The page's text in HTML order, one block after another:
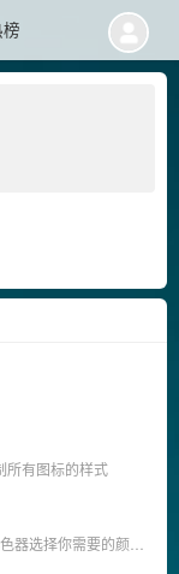
所有图标的样式